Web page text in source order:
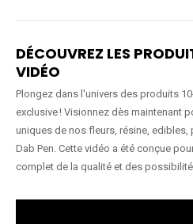
DÉCOUVREZ LES
VIDÉO
Plongez dans l'univers des produits
exclusive ! Visionnez dès maintenant
uniques de nos fleurs, résine,
Dab Pen. Cette vidéo a été conçue
complet de la qualité et des